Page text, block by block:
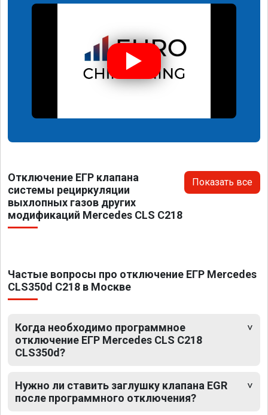
Отключение ЕГР клапана
системы рециркуляции
выхлопных газов других
модификаций Mercedes CLS C218
Показать все
Частые вопросы про отключение ЕГР Mercedes
CLS350d C218 в Москве
Когда необходимо программное
отключение ЕГР Mercedes CLS C218
CLS350d?
Нужно ли ставить заглушку клапана EGR
после программного отключения?